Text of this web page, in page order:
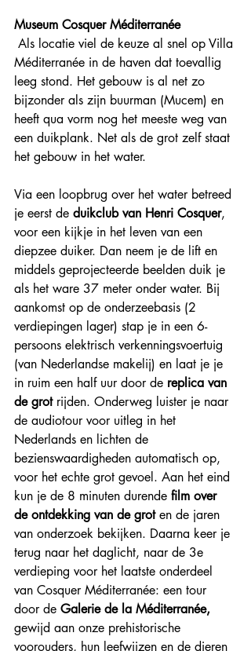
Museum Cosquer Méditerranée
Méditerranée in de haven dat toevallig
leeg stond. Het gebouw is al net zo
bijzonder als zijn buurman (Mucem) en
heeft qua vorm nog het meeste weg van
een duikplank. Net als de grot zelf staat
het gebouw in het water.
Via een loopbrug over het water betreed
je eerst de duikclub van Henri Cosquer,
voor een kijkje in het leven van een
diepzee duiker. Dan neem je de lift en
middels geprojecteerde beelden duik je
als het ware 37 meter onder water. Bij
aankomst op de onderzeebasis (2
verdiepingen lager) stap je in een 6-
persoons elektrisch verkenningsvoertuig
(van Nederlandse makelij) en laat je je
in ruim een half uur door de replica van
de grot rijden. Onderweg luister je naar
de audiotour voor uitleg in het
Nederlands en lichten de
bezienswaardigheden automatisch op,
voor het echte grot gevoel. Aan het eind
kun je de 8 minuten durende film over
de ontdekking van de grot en de jaren
van onderzoek bekijken. Daarna keer je
terug naar het daglicht, naar de 3e
verdieping voor het laatste onderdeel
van Cosquer Méditerranée: een tour
door de Galerie de la Méditerranée,
gewijd aan onze prehistorische
voorouders, hun leefwijzen en de dieren